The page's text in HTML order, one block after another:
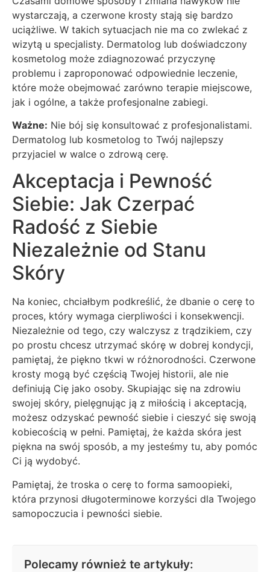
wystarczają, a czerwone krosty stają się bardzo
uciążliwe. W takich sytuacjach nie ma co zwlekać z
wizytą u specjalisty. Dermatolog lub doświadczony
kosmetolog może zdiagnozować przyczynę
problemu i zaproponować odpowiednie leczenie,
które może obejmować zarówno terapie miejscowe,
jak i ogólne, a także profesjonalne zabiegi.
Ważne: Nie bój się konsultować z profesjonalistami.
Dermatolog lub kosmetolog to Twój najlepszy
przyjaciel w walce o zdrową cerę.
Akceptacja i Pewność
Siebie: Jak Czerpać
Radość z Siebie
Niezależnie od Stanu
Skóry
Na koniec, chciałbym podkreślić, że dbanie o cerę to
proces, który wymaga cierpliwości i konsekwencji.
Niezależnie od tego, czy walczysz z trądzikiem, czy
po prostu chcesz utrzymać skórę w dobrej kondycji,
pamiętaj, że piękno tkwi w różnorodności. Czerwone
krosty mogą być częścią Twojej historii, ale nie
definiują Cię jako osoby. Skupiając się na zdrowiu
swojej skóry, pielęgnując ją z miłością i akceptacją,
możesz odzyskać pewność siebie i cieszyć się swoją
kobiecością w pełni. Pamiętaj, że każda skóra jest
piękna na swój sposób, a my jesteśmy tu, aby pomóc
Ci ją wydobyć.
Pamiętaj, że troska o cerę to forma samoopieki,
która przynosi długoterminowe korzyści dla Twojego
samopoczucia i pewności siebie.
Polecamy również te artykuły: